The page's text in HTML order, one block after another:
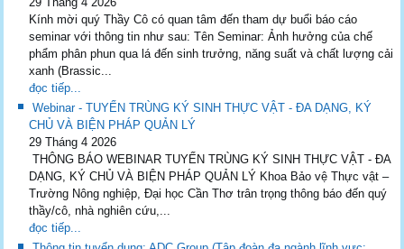
Kính mời quý Thầy Cô có quan tâm đến tham dự buổi báo cáo
seminar với thông tin như sau: Tên Seminar: Ảnh hưởng của chế
phẩm phân phun qua lá đến sinh trưởng, năng suất và chất lượng cải
xanh (Brassic...
đọc tiếp...
Webinar - TUYẾN TRÙNG KÝ SINH THỰC VẬT - ĐA DẠNG, KÝ
CHỦ VÀ BIỆN PHÁP QUẢN LÝ
29 Tháng 4 2026
THÔNG BÁO WEBINAR TUYẾN TRÙNG KÝ SINH THỰC VẬT - ĐA
DẠNG, KÝ CHỦ VÀ BIỆN PHÁP QUẢN LÝ Khoa Bảo vệ Thực vật –
Trường Nông nghiệp, Đại học Cần Thơ trân trọng thông báo đến quý
thầy/cô, nhà nghiên cứu,...
đọc tiếp...